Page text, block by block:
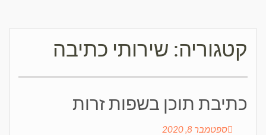
קטגוריה: שירותי כתיבה
כתיבת תוכן בשפות זרות
ספטמבר 8, 2020